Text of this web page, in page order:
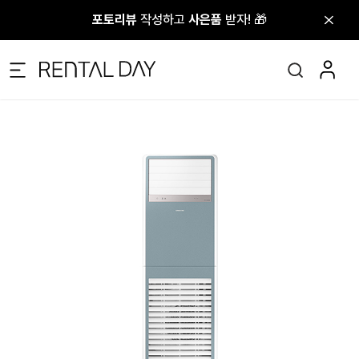
포토리뷰 작성하고 사은품 받자! 🎁
포토리뷰 작성하고 사은품 받자! 🎁